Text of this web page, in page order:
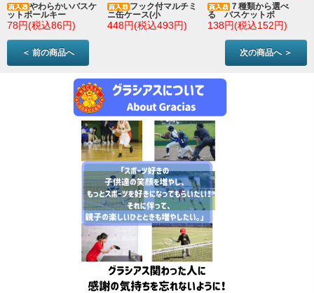
やわらかいバスケ
ットボールキー
78円(税込86円)
フック付マルチミ
ニ缶ケース(小
448円(税込493円)
７種類から選べ
る バスケットボ
138円(税込152円)
＜ 前の商品へ 次の商品へ ＞